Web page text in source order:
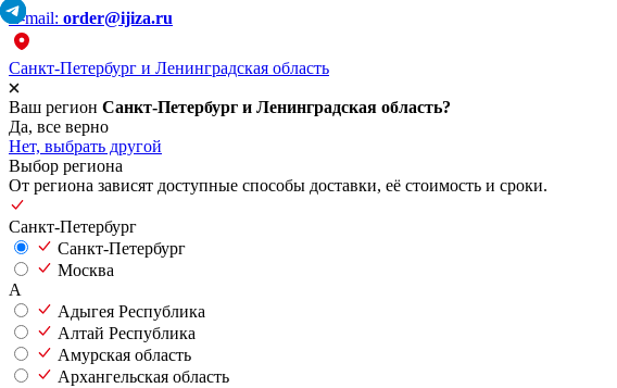
E-mail: order@ijiza.ru
Санкт-Петербург и Ленинградская область
Ваш регион Санкт-Петербург и Ленинградская область?
Да, все верно
Нет, выбрать другой
Выбор региона
От региона зависят доступные способы доставки, её стоимость и сроки.
Санкт-Петербург
Санкт-Петербург
Москва
А
Адыгея Республика
Алтай Республика
Амурская область
Архангельская область